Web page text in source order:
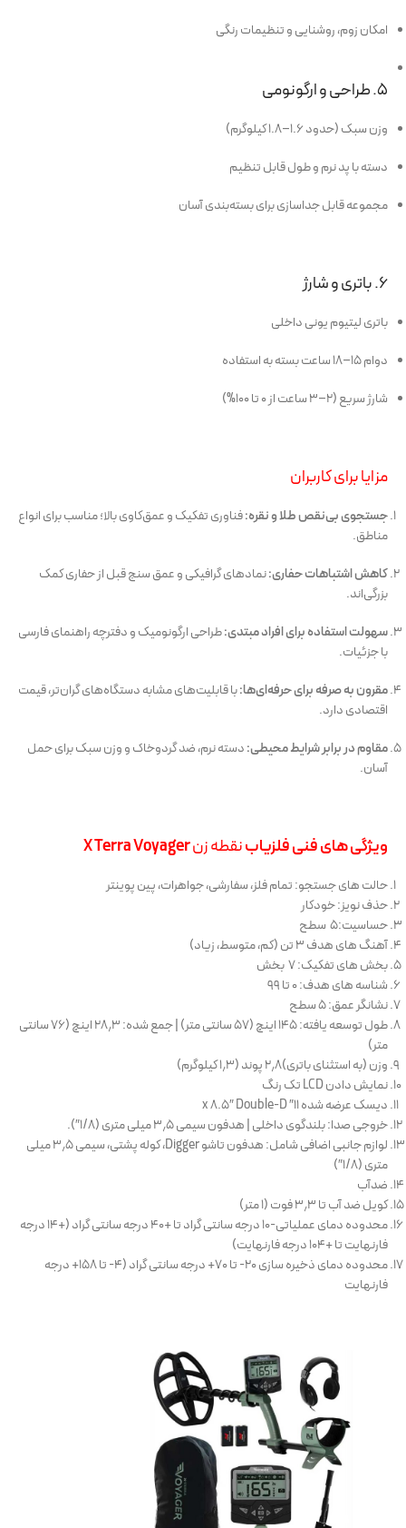
امکان زوم، روشنایی و تنظیمات رنگی
۵. طراحی و ارگونومی
وزن سبک (حدود ۱.۶–۱.۸ کیلوگرم)
دسته با پد نرم و طول قابل تنظیم
مجموعه قابل جداسازی برای بسته‌بندی آسان
۶. باتری و شارژ
باتری لیتیوم یونی داخلی
دوام ۱۵–۱۸ ساعت بسته به استفاده
شارژ سریع (۲–۳ ساعت از ۰ تا ۱۰۰%)
مزایا برای کاربران
جستجوی بی‌نقص طلا و نقره:فناوری تفکیک و عمق‌کاوی بالا؛ مناسب برای انواع
مناطق.
کاهش اشتباهات حفاری:نمادهای گرافیکی و عمق سنج قبل از حفاری کمک
بزرگی‌اند.
سهولت استفاده برای افراد مبتدی:طراحی ارگونومیک و دفترچه راهنمای فارسی
با جزئیات.
مقرون به صرفه برای حرفه‌ای‌ها:با قابلیت‌های مشابه دستگاه‌های گران‌تر، قیمت
اقتصادی دارد.
مقاوم در برابر شرایط محیطی:دسته نرم، ضد گردوخاک و وزن سبک برای حمل
آسان.
ویژگی های فنی فلزیابنقطه زن
حالت های جستجو: تمام فلز، سفارشی، جواهرات، پین پوینتر
حذف نویز: خودکار
حساسیت:۵ سطح
آهنگ های هدف ۳ تن (کم، متوسط، زیاد)
بخش های تفکیک: ۷ بخش
شناسه های هدف: ۰ تا ۹۹
نشانگر عمق: ۵ سطح
طول توسعه یافته: ۱۴۵ اینچ (۵۷ سانتی متر) | جمع شده: ۲۸٫۳ اینچ (۷۶ سانتی
متر)
وزن (به استثنای باتری)۲٫۸ پوند (۱٫۳ کیلوگرم)
نمایش دادن LCD تک رنگ
دیسک عرضه شده ۱۱″ x 8.5″ Double-D
خروجی صدا: بلندگوی داخلی | هدفون سیمی ۳٫۵ میلی متری (۱/۸″).
لوازم جانبی اضافی شامل: هدفون تاشو Digger، کوله پشتی، سیمی ۳٫۵ میلی
متری (۱/۸″)
ضدآب
کویل ضد آب تا ۳٫۳ فوت (۱ متر)
محدوده دمای عملیاتی-۱۰ درجه سانتی گراد تا +۴۰ درجه سانتی گراد (+۱۴ درجه
فارنهایت تا +۱۰۴ درجه فارنهایت)
محدوده دمای ذخیره سازی ۲۰- تا ۷۰+ درجه سانتی گراد (۴- تا ۱۵۸+ درجه
فارنهایت